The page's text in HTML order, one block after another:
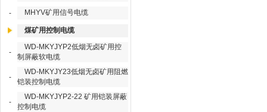
- MHYV矿用信号电缆
煤矿用控制电缆
-
WD-MKYJYP2低烟无卤矿用控
制屏蔽软电缆
-
WD-MKYJY23低烟无卤矿用阻燃
铠装控制电缆
-
WD-MKYJYP2-22 矿用铠装屏蔽
控制电缆